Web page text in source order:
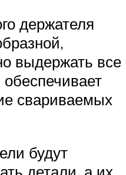
держателя
выдержать все
свариваемых
будут
детали, а их